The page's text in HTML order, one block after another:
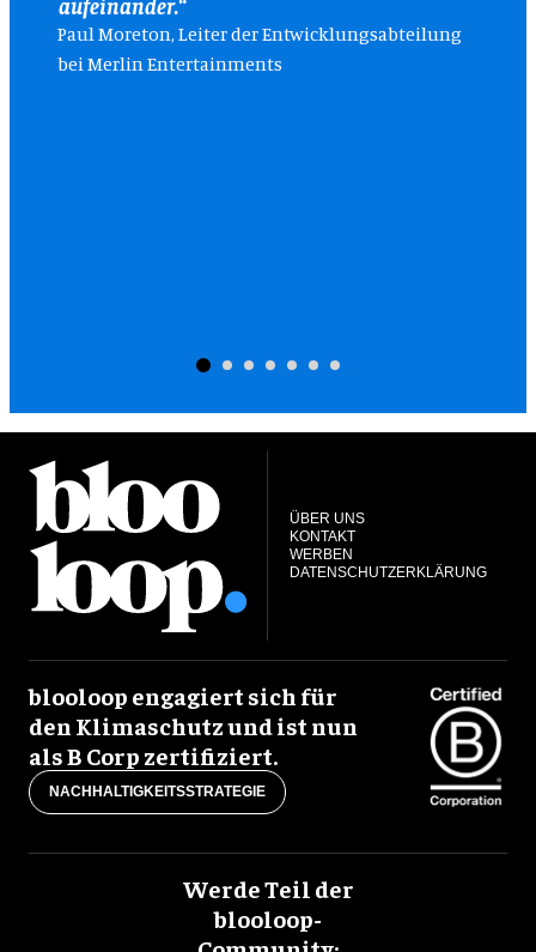
Paul Moreton, Leiter der Entwicklungsabteilung
bei Merlin Entertainments
ÜBER UNS
KONTAKT
WERBEN
DATENSCHUTZERKLÄRUNG
blooloop engagiert sich für
den Klimaschutz und ist nun
als B Corp zertifiziert.
NACHHALTIGKEITSSTRATEGIE
Werde Teil der
blooloop-